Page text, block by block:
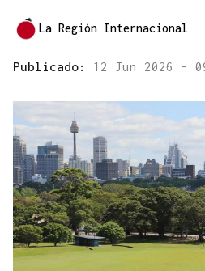
La Región Internacional
Publicado: 12 Jun 2026 -